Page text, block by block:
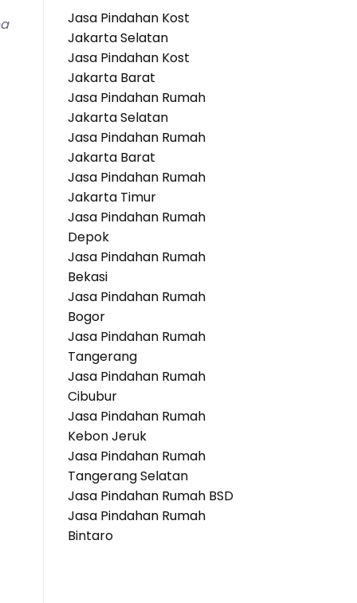
Jasa Pindahan Kost
Jakarta Selatan
Jasa Pindahan Kost
Jakarta Barat
Jasa Pindahan Rumah
Jakarta Selatan
Jasa Pindahan Rumah
Jakarta Barat
Jasa Pindahan Rumah
Jakarta Timur
Jasa Pindahan Rumah
Depok
Jasa Pindahan Rumah
Bekasi
Jasa Pindahan Rumah
Bogor
Jasa Pindahan Rumah
Tangerang
Jasa Pindahan Rumah
Cibubur
Jasa Pindahan Rumah
Kebon Jeruk
Jasa Pindahan Rumah
Tangerang Selatan
Jasa Pindahan Rumah BSD
Jasa Pindahan Rumah
Bintaro